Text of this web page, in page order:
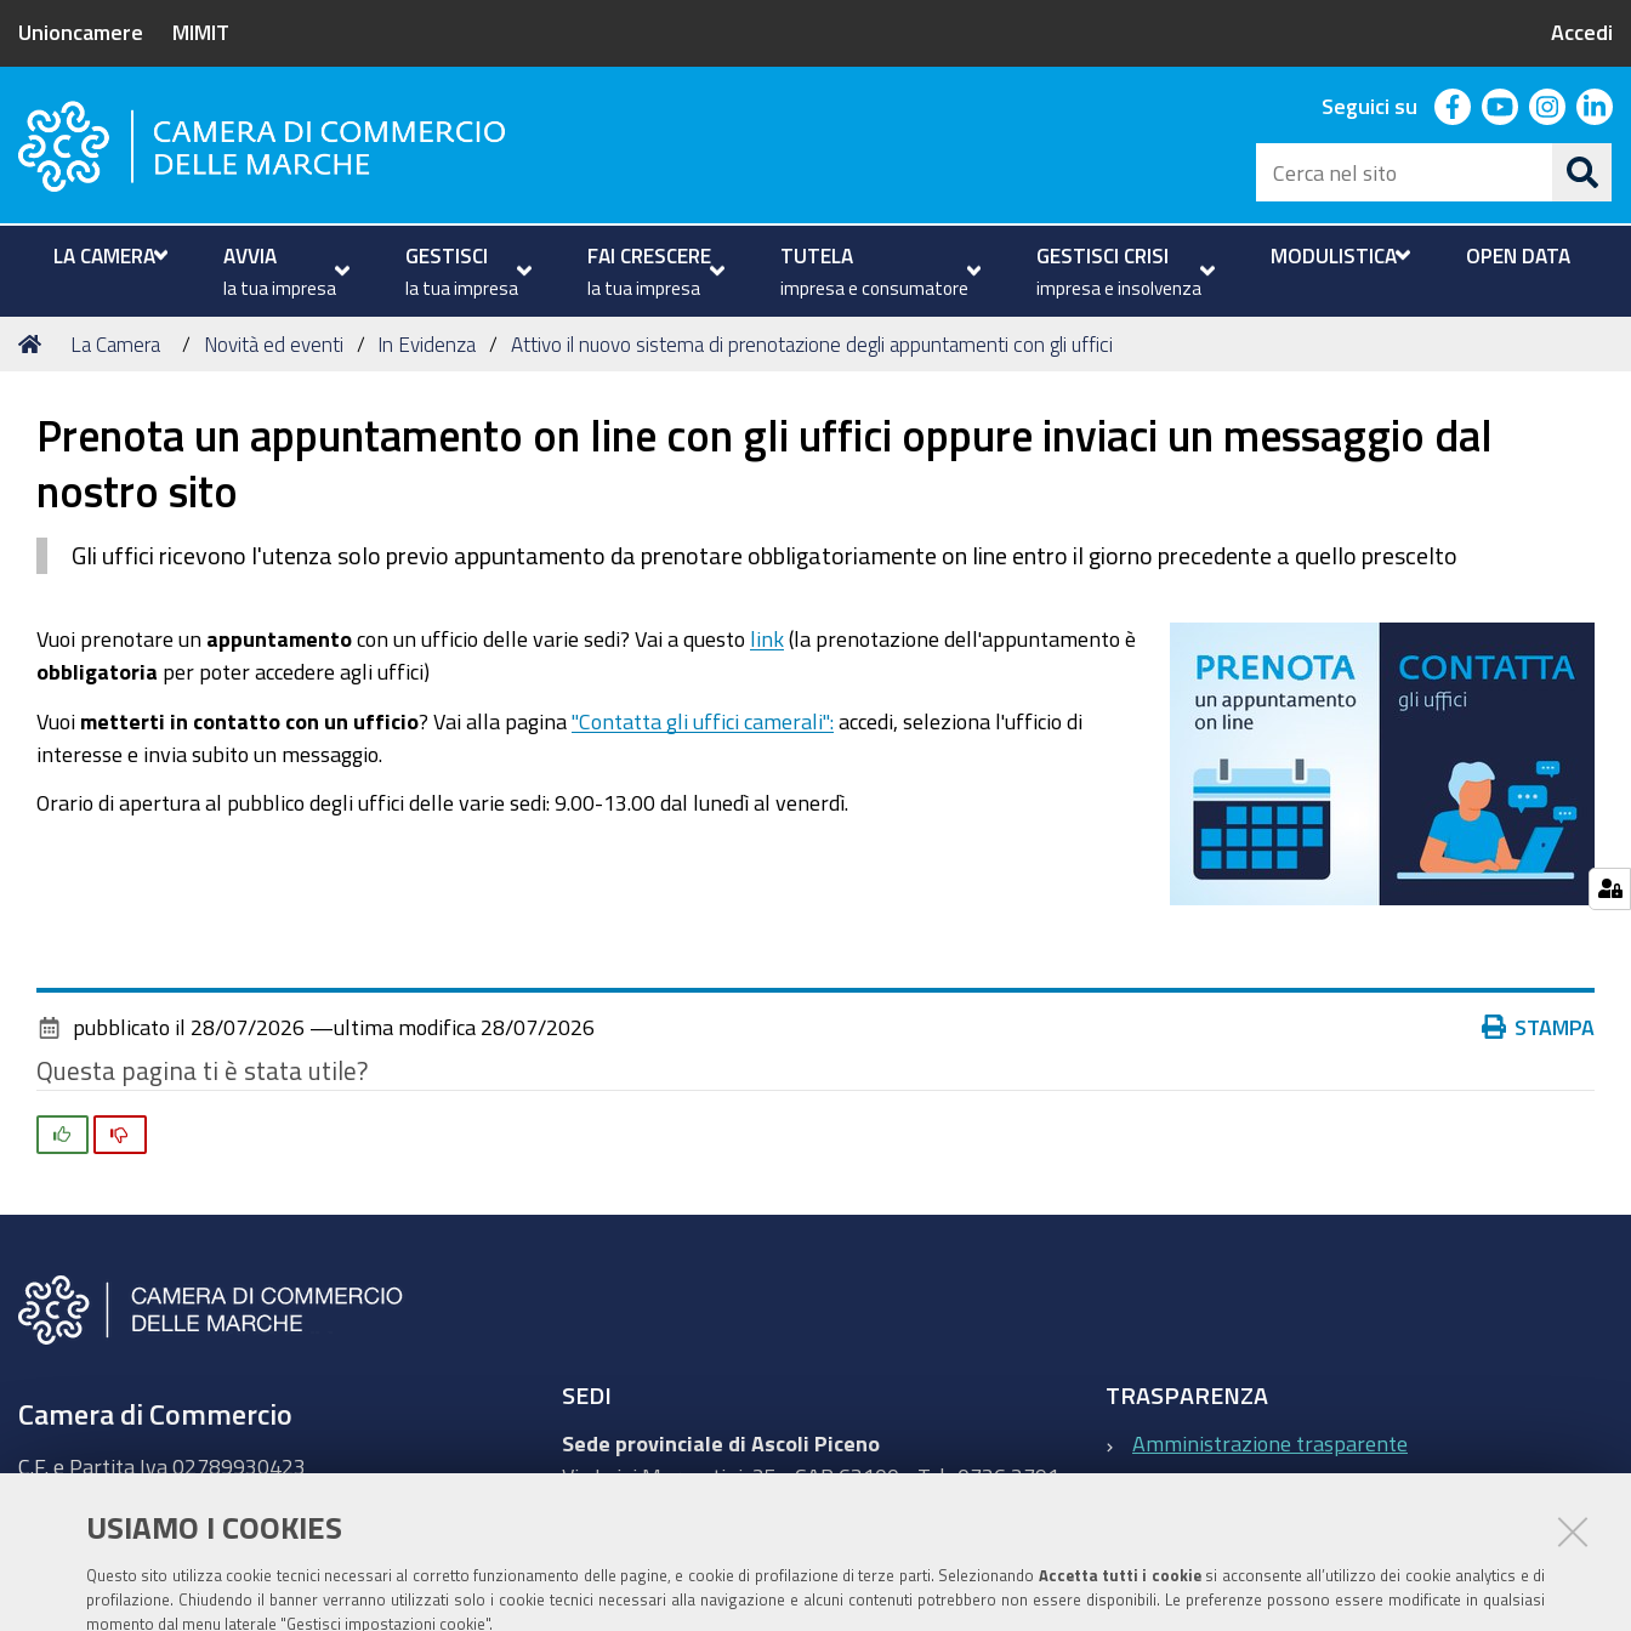
USIAMO I COOKIES
Questo sito utilizza cookie tecnici necessari al corretto funzionamento delle pagine, e cookie di profilazione di terze parti. Selezionando Accetta tutti i cookiesi acconsente all’utilizzo dei cookie analytics e di
profilazione. Chiudendo il banner verranno utilizzati solo i cookie tecnici necessari alla navigazione e alcuni contenuti potrebbero non essere disponibili. Le preferenze possono essere modificate in qualsiasi
momento dal menu laterale "Gestisci impostazioni cookie".
Unioncamere MIMIT Accedi
Camera di Commercio delle Marche
Seguici su facebookyoutube
Cerca
nel
sito
LA CAMERA AVVIA
la tua impresa
GESTISCI
la tua impresa
FAI CRESCERE
la tua impresa
TUTELA
impresa e consumatore
GESTISCI CRISI
impresa e insolvenza
MODULISTICA OPEN DATA
Tu
Home
La Camera Novità ed eventi In Evidenza Attivo il nuovo sistema di prenotazione degli appuntamenti con gli uffici
Prenota un appuntamento on line con gli uffici oppure inviaci un messaggio dal
nostro sito
Gli uffici ricevono l'utenza solo previo appuntamento da prenotare obbligatoriamente on line entro il giorno precedente a quello prescelto
Vuoi prenotare un appuntamento con un ufficio delle varie sedi? Vai a questo link (la prenotazione dell'appuntamento è
obbligatoria per poter accedere agli uffici)
Vuoi metterti in contatto con un ufficio? Vai alla pagina "Contatta gli uffici camerali": accedi, seleziona l'ufficio di
interesse e invia subito un messaggio.
Orario di apertura al pubblico degli uffici delle varie sedi: 9.00-13.00 dal lunedì al venerdì.
Azioni
documento
STAMPA
pubblicato il 28/07/2026 —ultima modifica 28/07/2026
Questa pagina ti è stata utile?
Camera di Commercio
C.F. e Partita Iva 02789930423
Ancona - Largo XXIV Maggio, 1 - CAP 60123
Fatt. elettronica - Cod. univoco:UFKY7Z
SEDI
Sede provinciale di Ascoli Piceno
Via Luigi Mercantini, 25 - CAP 63100 - Tel.: 0736 2791
Sede provinciale di Macerata
TRASPARENZA
Amministrazione trasparente